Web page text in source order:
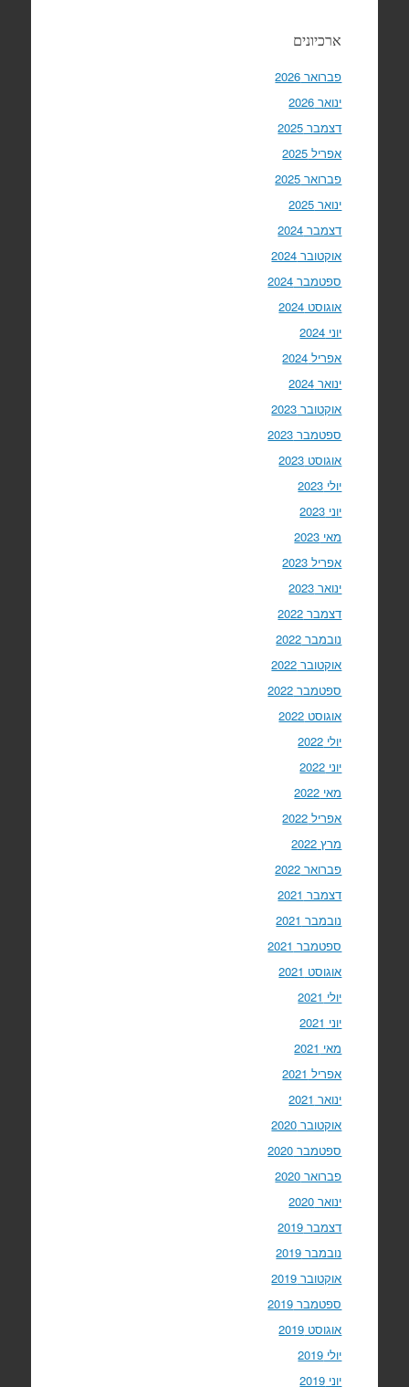
ארכיונים
פברואר 2026
ינואר 2026
דצמבר 2025
אפריל 2025
פברואר 2025
ינואר 2025
דצמבר 2024
אוקטובר 2024
ספטמבר 2024
אוגוסט 2024
יוני 2024
אפריל 2024
ינואר 2024
אוקטובר 2023
ספטמבר 2023
אוגוסט 2023
יולי 2023
יוני 2023
מאי 2023
אפריל 2023
ינואר 2023
דצמבר 2022
נובמבר 2022
אוקטובר 2022
ספטמבר 2022
אוגוסט 2022
יולי 2022
יוני 2022
מאי 2022
אפריל 2022
מרץ 2022
פברואר 2022
דצמבר 2021
נובמבר 2021
ספטמבר 2021
אוגוסט 2021
יולי 2021
יוני 2021
מאי 2021
אפריל 2021
ינואר 2021
אוקטובר 2020
ספטמבר 2020
פברואר 2020
ינואר 2020
דצמבר 2019
נובמבר 2019
אוקטובר 2019
ספטמבר 2019
אוגוסט 2019
יולי 2019
יוני 2019